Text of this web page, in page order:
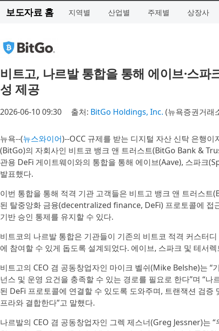
보도자료 홈 지역별 산업별 주제별 상장사
비트고, 나르발 통합을 통해 에이브·스
성 제공
2026-06-10 09:30 출처: BitGo Holdings, Inc. (뉴욕증권거래
뉴욕--(뉴스와이어)--OCC 규제를 받는 디지털 자산 신탁 은행
(BitGo)의 자회사인 비트코 뱅크 앤 트러스트(BitGo Bank &
관용 DeFi 게이트웨이와의 통합을 통해 에이브(Aave), 스파크
발표했다.
이번 통합을 통해 적격 기관 고객들은 비트고 뱅크 앤 트러스
된 탈중앙화 금융(decentralized finance, DeFi) 프로토콜에 접
기반 승인 통제를 유지할 수 있다.
비트코의 나르발 통합은 기관들이 기존의 비트코 적격 커스터
에 참여할 수 있게 돕도록 설계되었다. 에이브, 스파크 및 테서
비트고의 CEO 겸 공동창업자인 마이크 벨쉬(Mike Belshe)는
넌스 및 운영 요건을 충족할 수 있는 경로를 필요로 한다”며 “
된 DeFi 프로토콜에 연결할 수 있도록 도와주며, 트랜잭션 검
프라와 결합한다”고 말했다.
나르발의 CEO 겸 공동창업자인 그렉 제스너(Greg Jessner)는